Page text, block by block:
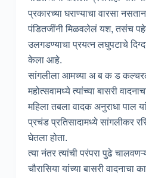
प्रकारच्या घराण्याचा वारसा
पंडितजींनी मिळवलेलं यश, तसंच
उलगडण्याचा प्रयत्न लघुपटाचे
केला आहे.
सांगलीला आमच्या अ ब क ड
महोत्सवामध्ये त्यांच्या बासरी
महिला तबला वादक अनुराधा पाल
प्रचंड प्रतिसादामध्ये सांगलीकर
घेतला होता.
त्या नंतर त्यांची परंपरा पुढे
चौरासिया यांच्या बासरी